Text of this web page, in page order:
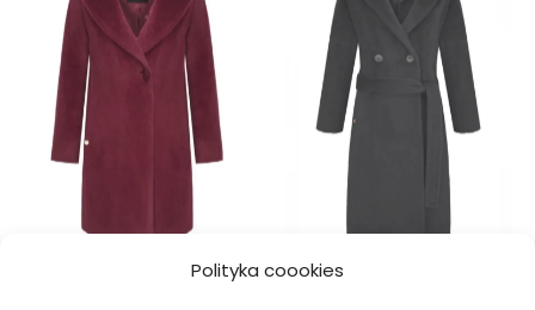
Polityka coookies